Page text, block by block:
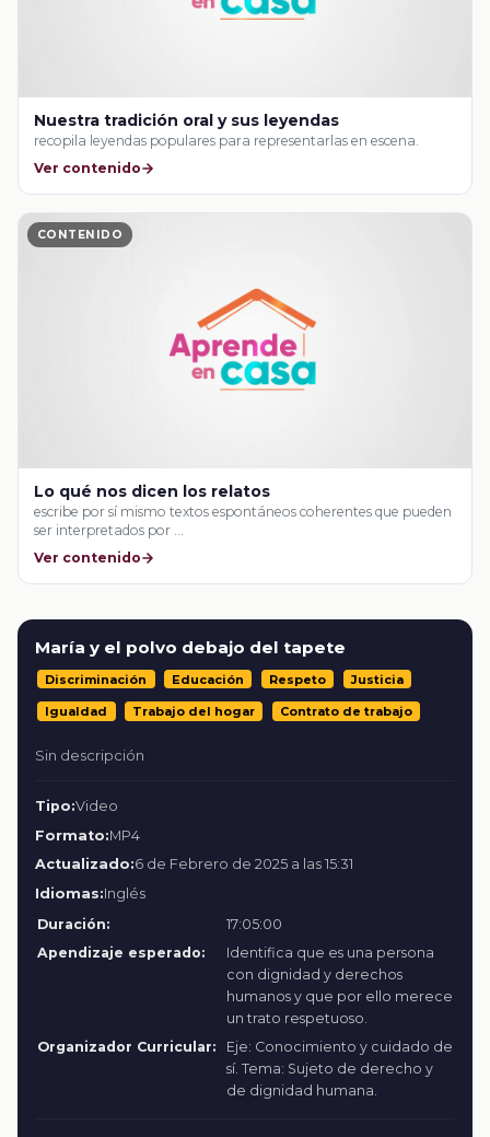
Nuestra tradición oral y sus leyendas
recopila leyendas populares para representarlas en escena.
Ver contenido
CONTENIDO
Lo qué nos dicen los relatos
escribe por sí mismo textos espontáneos coherentes que pueden
ser interpretados por …
Ver contenido
María y el polvo debajo del tapete
Discriminación Educación Respeto Justicia
Igualdad Trabajo del hogar Contrato de trabajo
Sin descripción
Tipo:Video
Formato:MP4
Actualizado:6 de Febrero de 2025 a las 15:31
Idiomas:Inglés
Duración:
17:05:00
Apendizaje esperado:
Identifica que es una persona
con dignidad y derechos
humanos y que por ello merece
un trato respetuoso.
Organizador Curricular:
Eje: Conocimiento y cuidado de
sí. Tema: Sujeto de derecho y
de dignidad humana.